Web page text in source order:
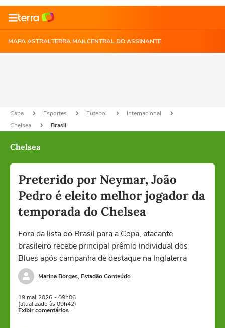
MAPA ASTRALTERRA MAILCENTRAL DO ASSINANTE
Capa Esportes Futebol
Internacional
Chelsea
Brasil
Chelsea
Preterido por Neymar, João
Pedro é eleito melhor jogador da
temporada do Chelsea
Fora da lista do Brasil para a Copa, atacante
brasileiro recebe principal prêmio individual dos
Blues após campanha de destaque na Inglaterra
Marina Borges, Estadão Conteúdo
19 mai 2026 - 09h06
(atualizado às 09h42)
Exibir comentários